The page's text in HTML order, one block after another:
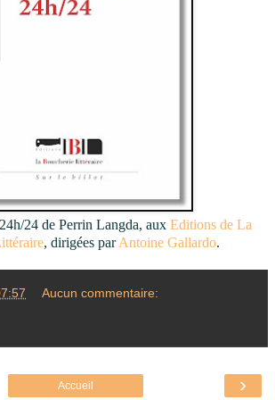
24 de Perrin Langda, aux Editions de La
, dirigées parAntoine Gallardo.
Aucun commentaire:
›
Accueil